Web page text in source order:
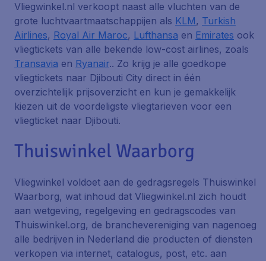
Vliegwinkel.nl verkoopt naast alle vluchten van de
grote luchtvaartmaatschappijen als KLM, Turkish
Airlines, Royal Air Maroc, Lufthansa en Emirates ook
vliegtickets van alle bekende low-cost airlines, zoals
Transavia en Ryanair.. Zo krijg je alle goedkope
vliegtickets naar Djibouti City direct in één
overzichtelijk prijsoverzicht en kun je gemakkelijk
kiezen uit de voordeligste vliegtarieven voor een
vliegticket naar Djibouti.
Thuiswinkel Waarborg
Vliegwinkel voldoet aan de gedragsregels Thuiswinkel
Waarborg, wat inhoud dat Vliegwinkel.nl zich houdt
aan wetgeving, regelgeving en gedragscodes van
Thuiswinkel.org, de branchevereniging van nagenoeg
alle bedrijven in Nederland die producten of diensten
verkopen via internet, catalogus, post, etc. aan